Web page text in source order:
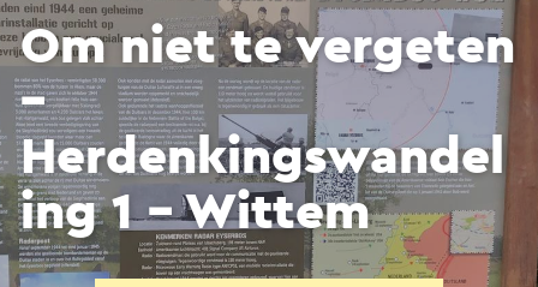
Om niet te vergeten
–
Herdenkingswandel
ing 1 - Wittem